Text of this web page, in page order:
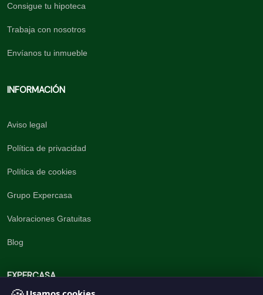
Consigue tu hipoteca
Trabaja con nosotros
Envíanos tu inmueble
INFORMACIÓN
Aviso legal
Política de privacidad
Política de cookies
Grupo Expercasa
Valoraciones Gratuitas
Blog
EXPERCASA